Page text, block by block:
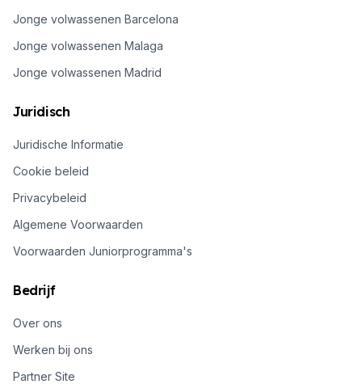
Jonge volwassenen Barcelona
Jonge volwassenen Malaga
Jonge volwassenen Madrid
Juridisch
Juridische Informatie
Cookie beleid
Privacybeleid
Algemene Voorwaarden
Voorwaarden Juniorprogramma's
Bedrijf
Over ons
Werken bij ons
Partner Site